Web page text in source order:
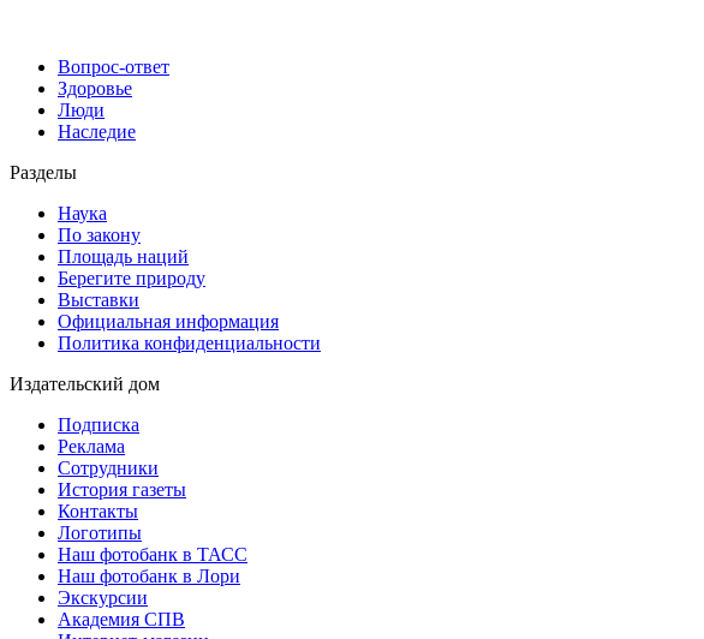
Вопрос-ответ
Здоровье
Люди
Наследие
Разделы
Наука
По закону
Площадь наций
Берегите природу
Выставки
Официальная информация
Политика конфиденциальности
Издательский дом
Подписка
Реклама
Сотрудники
История газеты
Контакты
Логотипы
Наш фотобанк в ТАСС
Наш фотобанк в Лори
Экскурсии
Академия СПВ